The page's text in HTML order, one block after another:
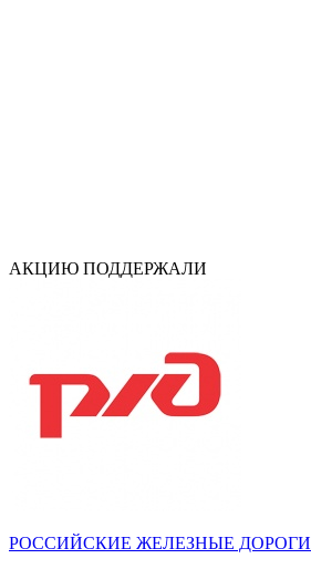
АКЦИЮ ПОДДЕРЖАЛИ
РОССИЙСКИЕ ЖЕЛЕЗНЫЕ ДОРОГИ